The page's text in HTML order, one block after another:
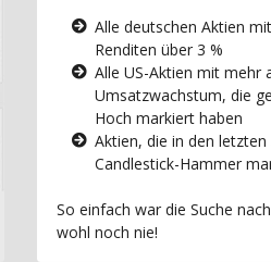
Alle deutschen Aktien
Renditen über 3 %
Alle US-Aktien mit mehr
Umsatzwachstum, die
Hoch markiert haben
Aktien, die in den
Candlestick-Hammer
So einfach war die Suche
wohl noch nie!